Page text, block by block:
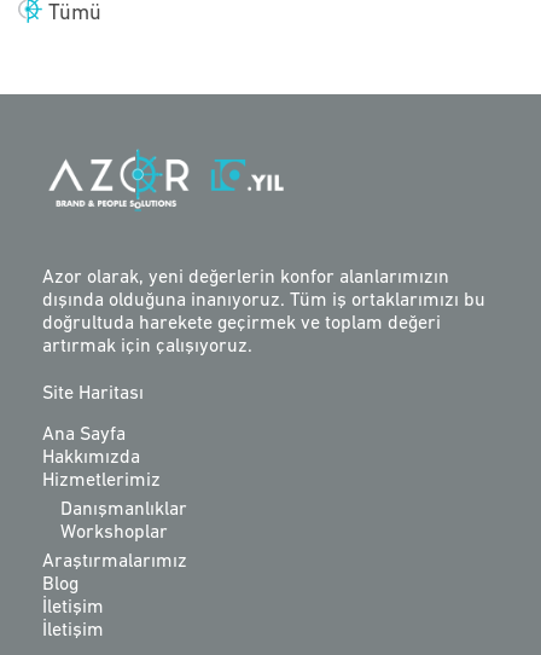
Tümü
Azor olarak, yeni değerlerin konfor alanlarımızın
dışında olduğuna inanıyoruz. Tüm iş ortaklarımızı bu
doğrultuda harekete geçirmek ve toplam değeri
artırmak için çalışıyoruz.
Site Haritası
Ana Sayfa
Hakkımızda
Hizmetlerimiz
Danışmanlıklar
Workshoplar
Araştırmalarımız
Blog
İletişim
İletişim